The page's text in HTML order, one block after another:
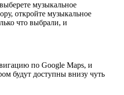
музыкальное
откройте музыкальное
что выбрали, и
по Google Maps, и
будут доступны внизу чуть